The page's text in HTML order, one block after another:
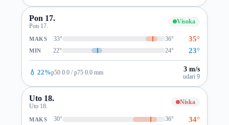
Pon 17.
Pon 17.
Visoka
MAKS 33° 36° 35°
MIN 22° 24° 23°
💧 22%p50 0.0 / p75 0.0 mm 3 m/s
udari 9
Uto 18.
Uto 18.
Niska
MAKS 30° 36° 34°